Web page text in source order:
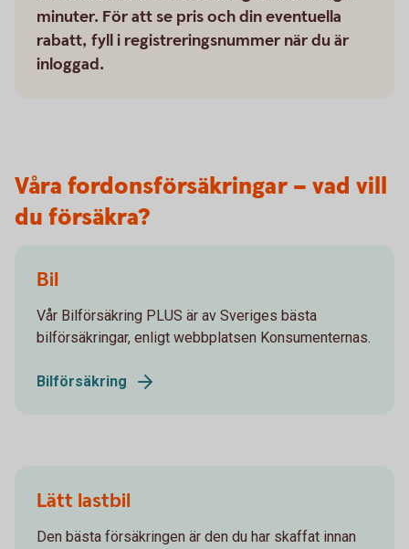
minuter. För att se pris och din eventuella
rabatt, fyll i registreringsnummer när du är
inloggad.
Våra fordonsförsäkringar – vad vill
du försäkra?
Bil
Vår Bilförsäkring PLUS är av Sveriges bästa
bilförsäkringar, enligt webbplatsen Konsumenternas.
Bilförsäkring
Lätt lastbil
Den bästa försäkringen är den du har skaffat innan